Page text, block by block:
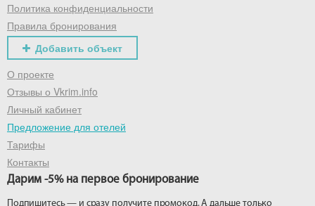
Политика конфиденциальности
Правила бронирования
Добавить объект
О проекте
Отзывы о Vkrim.info
Личный кабинет
Предложение для отелей
Тарифы
Контакты
Дарим -5% на первое бронирование
Подпишитесь — и сразу получите промокод. А дальше только